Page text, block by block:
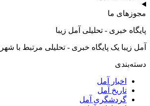
مجوزهای ما
پایگاه خبری - تحلیلی آمل زیبا
آمل زیبا یک پایگاه خبری - تحلیلی مرتبط
دسته‌بندی
اخبار آمل
تاریخ آمل
گردشگری آمل